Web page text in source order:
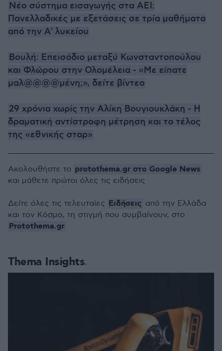
Νέο σύστημα εισαγωγής στα ΑΕΙ:
Πανελλαδικές με εξετάσεις σε τρία μαθήματα
από την Α' λυκείου
Βουλή: Επεισόδιο μεταξύ Κωνσταντοπούλου
και Φλώρου στην Ολομέλεια - «Με είπατε
μαλ@@@@μένη;», δείτε βίντεο
29 χρόνια χωρίς την Αλίκη Βουγιουκλάκη - Η
δραματική αντίστροφη μέτρηση και το τέλος
της «εθνικής σταρ»
Thema Insights
Ακολουθήστε το protothema.gr στο Google News
και μάθετε πρώτοι όλες τις ειδήσεις
Δείτε όλες τις τελευταίες Ειδήσεις από την Ελλάδα
και τον Κόσμο, τη στιγμή που συμβαίνουν, στο
Protothema.gr